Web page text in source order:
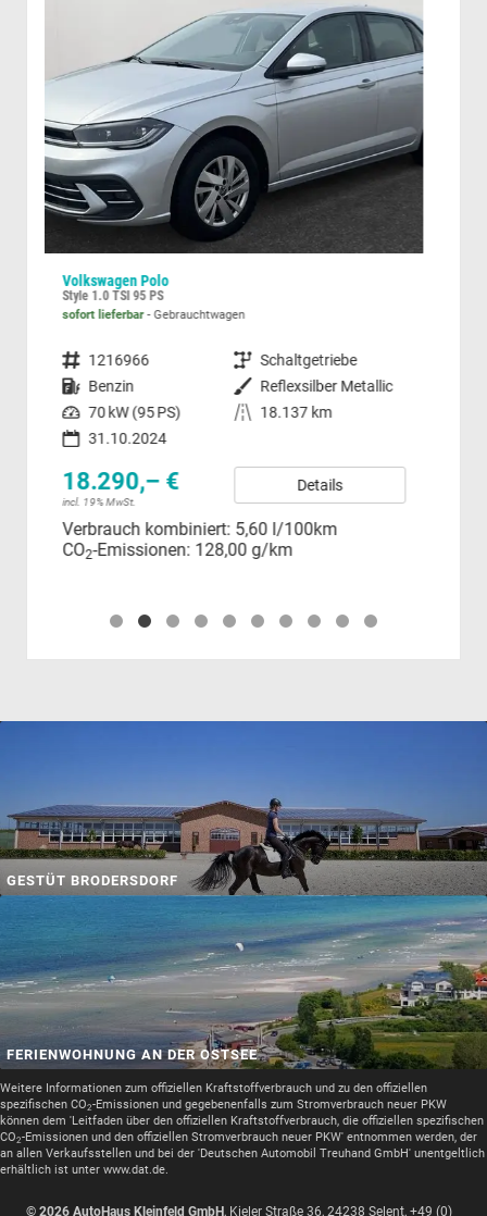
Volkswagen Polo
Style 1.0 TSI 95 PS
sofort lieferbar Gebrauchtwagen
Fahrzeugnummer 1216966 Getriebe Schaltgetriebe
Kraftstoff Benzin Außenfarbe Reflexsilber Metallic
Leistung 70 kW (95 PS) Kilometerstand 18.137 km
31.10.2024
18.290,– €
incl. 19% MwSt.
Details
Verbrauch kombiniert: 5,60 l/100km
CO2-Emissionen: 128,00 g/km
GESTÜT BRODERSDORF
FERIENWOHNUNG AN DER OSTSEE
Weitere Informationen zum offiziellen Kraftstoffverbrauch und zu den offiziellen
spezifischen CO2-Emissionen und gegebenenfalls zum Stromverbrauch neuer PKW
können dem 'Leitfaden über den offiziellen Kraftstoffverbrauch, die offiziellen spezifischen
CO2-Emissionen und den offiziellen Stromverbrauch neuer PKW' entnommen werden, der
an allen Verkaufsstellen und bei der 'Deutschen Automobil Treuhand GmbH' unentgeltlich
erhältlich ist unter www.dat.de.
© 2026 AutoHaus Kleinfeld GmbH, Kieler Straße 36, 24238 Selent, +49 (0)